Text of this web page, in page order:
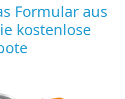
Formular aus
kostenlose